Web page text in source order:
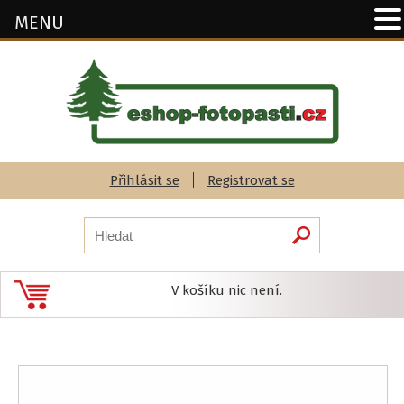
Přihlásit se Registrovat se
V košíku nic není.
MENU